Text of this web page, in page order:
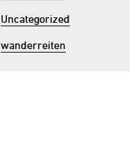
Uncategorized
wanderreiten